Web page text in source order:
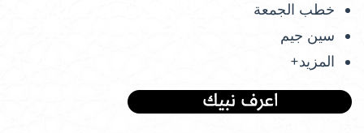
خطب الجمعة
سين جيم
المزيد+